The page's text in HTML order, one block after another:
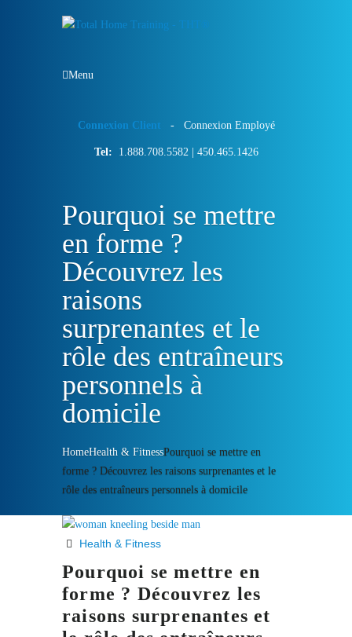
Menu
Connexion Client - Connexion Employé
Tel: 1.888.708.5582| 450.465.1426
Pourquoi se mettre
en forme ?
Découvrez les
raisons
surprenantes et le
rôle des entraîneurs
personnels à
domicile
HomeHealth & FitnessPourquoi se mettre en
forme ? Découvrez les raisons surprenantes et le
rôle des entraîneurs personnels à domicile
Health & Fitness
Pourquoi se mettre en
forme ? Découvrez les
raisons surprenantes et